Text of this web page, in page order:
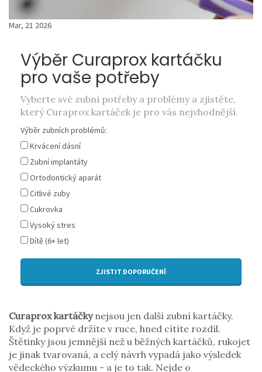
Mar, 21 2026
Výběr Curaprox kartáčku
pro vaše potřeby
Vyberte své zubní potřeby a problémy a zjistěte,
který Curaprox kartáček je pro vás nejvhodnější.
Výběr zubních problémů:
Krvácení dásní
Zubní implantáty
Ortodontický aparát
Citlivé zuby
Cukrovka
Vysoký stres
Dítě (6+ let)
ZJISTIT DOPORUČENÍ
Curaprox kartáčkynejsou jen další zubní kartáčky.
Když je poprvé držíte v ruce, hned cítíte rozdíl.
Štětinky jsou jemnější než u běžných kartáčků, rukojet
je jinak tvarovaná, a celý návrh vypadá jako výsledek
vědeckého výzkumu - a je to tak. Nejde o